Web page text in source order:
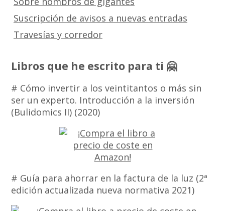
Suscripción de avisos a nuevas entradas
Travesías y corredor
Libros que he escrito para ti 🤗
# Cómo invertir a los veintitantos o más sin
ser un experto. Introducción a la inversión
(Bulidomics II) (2020)
# Guía para ahorrar en la factura de la luz (2ª
edición actualizada nueva normativa 2021)